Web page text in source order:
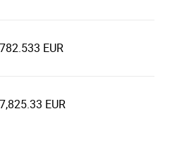
782.533 EUR
7,825.33 EUR